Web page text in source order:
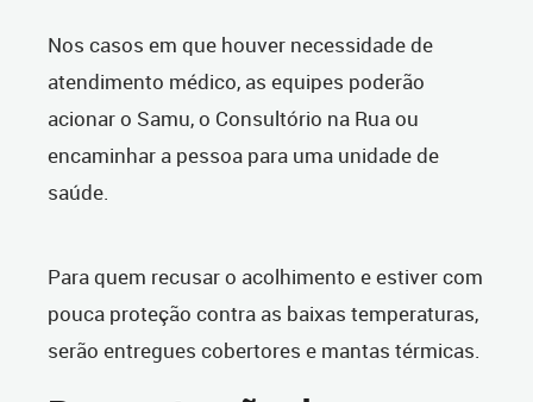
Nos casos em que houver necessidade de
atendimento médico, as equipes poderão
acionar o Samu, o Consultório na Rua ou
encaminhar a pessoa para uma unidade de
saúde.
Para quem recusar o acolhimento e estiver com
pouca proteção contra as baixas temperaturas,
serão entregues cobertores e mantas térmicas.